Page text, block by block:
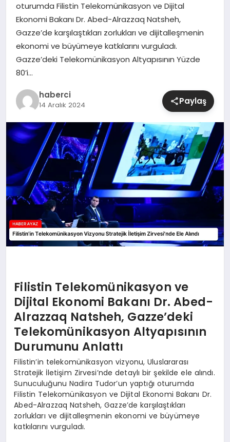
TEKNOLOJI
YAŞAM
oturumda Filistin Telekomünikasyon ve Dijital
Ekonomi Bakanı Dr. Abed-Alrazzaq Natsheh,
Gazze’de karşılaştıkları zorlukları ve dijitalleşmenin
ekonomi ve büyümeye katkılarını vurguladı.
Gazze’deki Telekomünikasyon Altyapısının Yüzde
80’i…
haberci
14 Aralık 2024 Paylaş
Filistin Telekomünikasyon ve
Dijital Ekonomi Bakanı Dr. Abed-
Alrazzaq Natsheh, Gazze’deki
Telekomünikasyon Altyapısının
Durumunu Anlattı
Filistin’in telekomünikasyon vizyonu, Uluslararası
Stratejik İletişim Zirvesi’nde detaylı bir şekilde ele alındı.
Sunuculuğunu Nadira Tudor’un yaptığı oturumda
Filistin Telekomünikasyon ve Dijital Ekonomi Bakanı Dr.
Abed-Alrazzaq Natsheh, Gazze’de karşılaştıkları
zorlukları ve dijitalleşmenin ekonomi ve büyümeye
katkılarını vurguladı.